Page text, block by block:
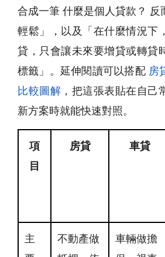
合成一筆 什麼是個人貸款？ 反
輕鬆」，以及「在什麼情況下
貸，只會讓未來要增貸或轉貸
標籤」。延伸閱讀可以搭配房
比較圖解 ，把這張表貼在自己
新方案時就能快速對照。
項
目
房貸 車貸
主
不動產做
車輛做擔